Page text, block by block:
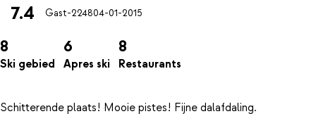
7.4 Gast-224804-01-2015
8
Ski gebied
6
Apres ski
8
Restaurants